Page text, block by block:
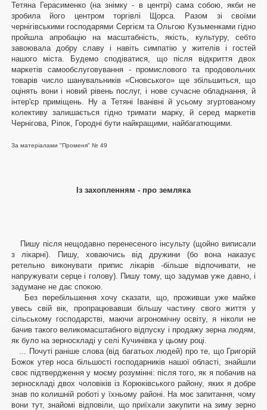
Тетяна Герасименко (на знімку - в центрі) сама собою, якби не
зробила його центром торгівлі Щорса. Разом зі своїми
чернігівськими господарями Сергієм та Ольгою Кузьменками гідно
пройшла апробацію на масштабність, якість, культуру, себто
завоювала добру славу і навіть симпатію у жителів і гостей
нашого міста. Будемо сподіватися, що після відкриття двох
маркетів самообслуговування - промислового та продовольчих
товарів число шанувальників «Сновського» ще збільшиться, що
оцінять вони і новий рівень послуг, і нове сучасне обладнання, й
інтер'єр приміщень. Ну а Тетяні Іванівні й усьому згуртованому
колективу залишається гідно тримати марку, й серед маркетів
Чернігова, Ріпок, Городні бути найкращими, найбагатющими.
За матеріалами "Променя" № 49
Із захопленням - про земляка
Пишу після нещодавно перенесеного інсульту (щойно виписали
з лікарні). Пишу, ховаючись від дружини (бо вона наказує
ретельно виконувати припис лікарів -більше відпочивати, не
напружувати серце і голову). Пишу тому, що задумав уже давно, і
задумане не дає спокою.
Без перебільшення хочу сказати, що, проживши уже майже
увесь свій вік, пропрацювавши більшу частину свого життя у
сільському господарстві, маючи агрономічну освіту, я ніколи не
бачив такого великомасштабного відпуску і продажу зерна людям,
як було на зерноскладі у селі Кучинівка у цьому році.
... Почуті раніше слова (від багатьох людей) про те, що Григорій
Божок утер носа більшості господарників нашої області, знайшли
своє підтвердження у моєму розумінні: після того, як я побачив на
зерноскладі двох чоловіків із Корюківського району, яких я добре
знав по колишній роботі у їхньому районі. На моє запитання, чому
вони тут, знайомі відповіли, що приїхали закупити на зиму зерно